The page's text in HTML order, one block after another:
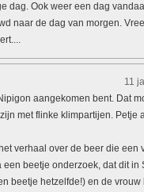
dag. Ook weer een dag
naar de dag van morgen.
11
aangekomen bent. Dat
met flinke klimpartijen. Petje
verhaal over de beer die een
beetje onderzoek, dat dit in
beetje hetzelfde!) en de vrouw